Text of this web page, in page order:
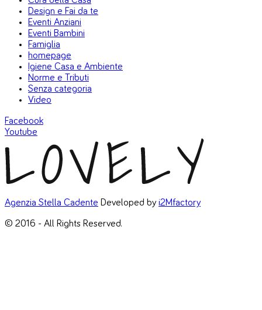
Design e Fai da te
Eventi Anziani
Eventi Bambini
Famiglia
homepage
Igiene Casa e Ambiente
Norme e Tributi
Senza categoria
Video
Facebook
Youtube
Agenzia Stella Cadente Developed by i2Mfactory
© 2016 - All Rights Reserved.